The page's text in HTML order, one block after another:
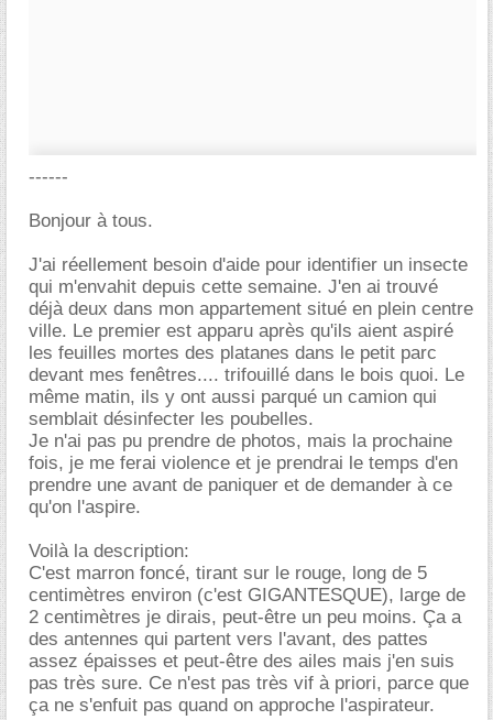
------
Bonjour à tous.
J'ai réellement besoin d'aide pour identifier un insecte
qui m'envahit depuis cette semaine. J'en ai trouvé
déjà deux dans mon appartement situé en plein centre
ville. Le premier est apparu après qu'ils aient aspiré
les feuilles mortes des platanes dans le petit parc
devant mes fenêtres.... trifouillé dans le bois quoi. Le
même matin, ils y ont aussi parqué un camion qui
semblait désinfecter les poubelles.
Je n'ai pas pu prendre de photos, mais la prochaine
fois, je me ferai violence et je prendrai le temps d'en
prendre une avant de paniquer et de demander à ce
qu'on l'aspire.
Voilà la description:
C'est marron foncé, tirant sur le rouge, long de 5
centimètres environ (c'est GIGANTESQUE), large de
2 centimètres je dirais, peut-être un peu moins. Ça a
des antennes qui partent vers l'avant, des pattes
assez épaisses et peut-être des ailes mais j'en suis
pas très sure. Ce n'est pas très vif à priori, parce que
ça ne s'enfuit pas quand on approche l'aspirateur.